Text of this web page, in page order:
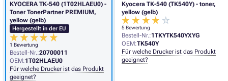
Kyocera TK-540 (TK540Y) - toner,
yellow (gelb)
5 Bewertung
Bestell-Nr.:1TKYTK540YXYG
OEM:TK540Y
Für welche Drucker ist das Produkt
geeignet?
KYOCERA TK-540 (1T02HLAEU0) -
Toner TonerPartner PREMIUM,
yellow (gelb)
Hergestellt in der EU
1 Bewertung
Bestell-Nr.:20700011
OEM:1T02HLAEU0
Für welche Drucker ist das Produkt
geeignet?